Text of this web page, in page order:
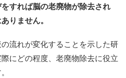
をすれば脳の老廃物が除去され
りません。
流れが変化することを示した研
にどの程度、老廃物除去に役立